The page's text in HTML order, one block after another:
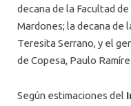
decana de la Facultad
Mardones; la decana de
Teresita Serrano, y el
de Copesa, Paulo
Según estimaciones del